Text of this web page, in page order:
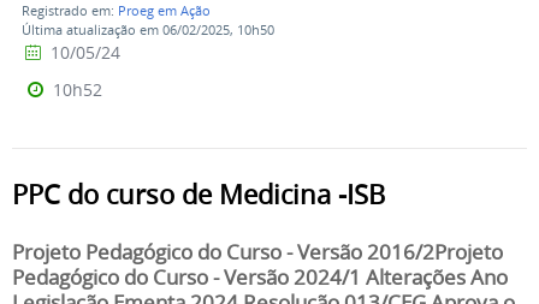
Registrado em: Proeg em Ação
Última atualização em 06/02/2025, 10h50
10/05/24
10h52
PPC do curso de Medicina -ISB
Projeto Pedagógico do Curso - Versão 2016/2Projeto
Pedagógico do Curso - Versão 2024/1 Alterações Ano